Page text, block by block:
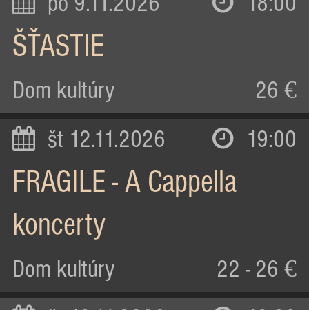
po 9.11.2026 18:00
ŠŤASTIE
Dom kultúry 26 €
št 12.11.2026 19:00
FRAGILE - A Cappella
koncerty
Dom kultúry 22 - 26 €